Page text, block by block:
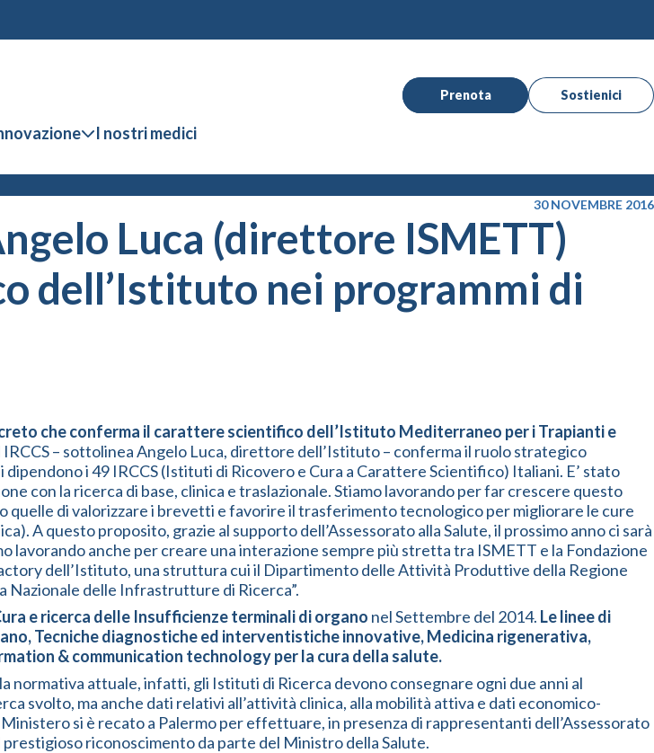
Prenota Sostienici
I nostri medici
30 NOVEMBRE 2016
Luca (direttore ISMETT)
dell’Istituto nei programmi di
che conferma il carattere scientifico dell’Istituto Mediterraneo per i Trapianti e
– sottolinea Angelo Luca, direttore dell’Istituto – conferma il ruolo strategico
i 49 IRCCS (Istituti di Ricovero e Cura a Carattere Scientifico) Italiani. E’ stato
con la ricerca di base, clinica e traslazionale. Stiamo lavorando per far crescere questo
quelle di valorizzare i brevetti e favorire il trasferimento tecnologico per migliorare le cure
A questo proposito, grazie al supporto dell’Assessorato alla Salute, il prossimo anno ci sarà
lavorando anche per creare una interazione sempre più stretta tra ISMETT e la Fondazione
dell’Istituto, una struttura cui il Dipartimento delle Attività Produttive della Regione
Nazionale delle Infrastrutture di Ricerca”.
e ricerca delle Insufficienze terminali di organo nel Settembre del 2014. Le linee di
Tecniche diagnostiche ed interventistiche innovative, Medicina rigenerativa,
& communication technology per la cura della salute.
normativa attuale, infatti, gli Istituti di Ricerca devono consegnare ogni due anni al
svolto, ma anche dati relativi all’attività clinica, alla mobilità attiva e dati economico-
si è recato a Palermo per effettuare, in presenza di rappresentanti dell’Assessorato
riconoscimento da parte del Ministro della Salute.